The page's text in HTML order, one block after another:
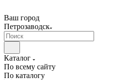
Ваш город
Петрозаводск
Каталог
По всему сайту
По каталогу